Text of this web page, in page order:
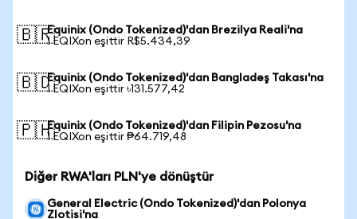
🇧🇷Equinix (Ondo Tokenized)'dan Brezilya Reali'na
1 EQIXon eşittir R$5.434,39
🇧🇩Equinix (Ondo Tokenized)'dan Bangladeş Takası'na
1 EQIXon eşittir ৳131.577,42
🇵🇭Equinix (Ondo Tokenized)'dan Filipin Pezosu'na
1 EQIXon eşittir ₱64.719,48
Diğer RWA'ları PLN'ye dönüştür
General Electric (Ondo Tokenized)'dan Polonya
Zlotisi'na